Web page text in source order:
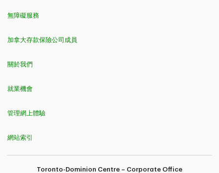
無障礙服務
加拿大存款保險公司成員
關於我們
就業機會
管理網上體驗
網站索引
Toronto-Dominion Centre – Corporate Office